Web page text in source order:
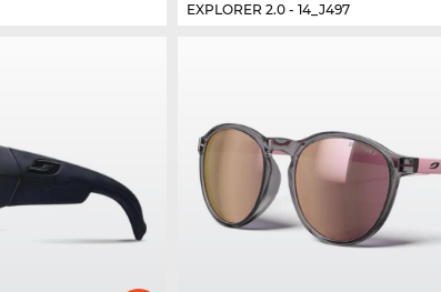
EXPLORER 2.0 - 14_J497